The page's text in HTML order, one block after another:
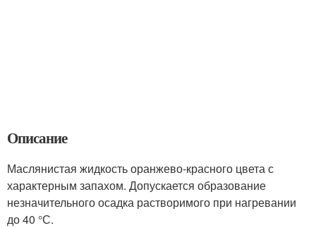
Описание
Маслянистая жидкость оранжево-красного цвета с
характерным запахом. Допускается образование
незначительного осадка растворимого при нагревании
до 40 °С.